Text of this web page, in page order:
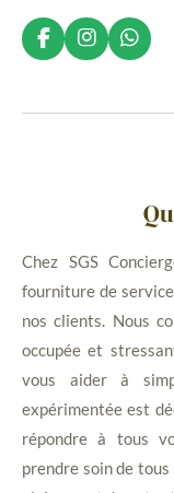
F
a
I
n
W
h
Chez SGS
fourniture de
nos clients. Nous
occupée et
vous aider à
expérimentée est
répondre à tous
prendre soin de